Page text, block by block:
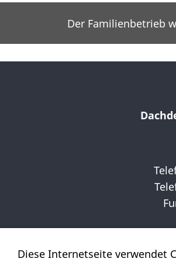
Der Familienbetrieb
Diese Internetseite verwendet